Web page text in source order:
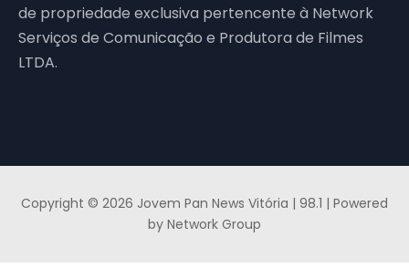
de propriedade exclusiva pertencente à Network
Serviços de Comunicação e Produtora de Filmes
LTDA.
Copyright © 2026 Jovem Pan News Vitória | 98.1 | Powered
by Network Group